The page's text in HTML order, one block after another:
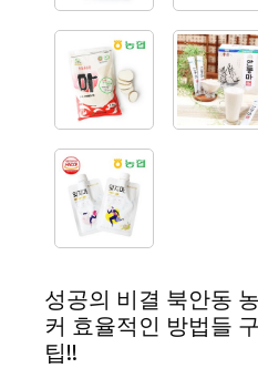
성공의 비결 북안동
커 효율적인 방법들
팁!!